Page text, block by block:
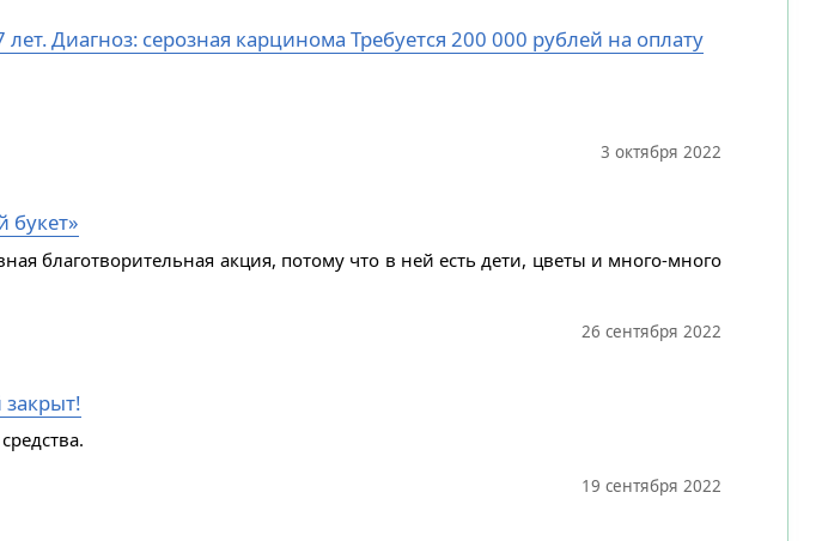
Диагноз: серозная карцинома Требуется 200 000 рублей на оплату
3 октября 2022
букет»
благотворительная акция, потому что в ней есть дети, цветы и много-много
26 сентября 2022
19 сентября 2022